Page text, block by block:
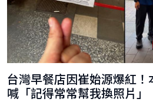
台灣早餐店因崔始源爆紅
喊「記得常常幫我換照片」